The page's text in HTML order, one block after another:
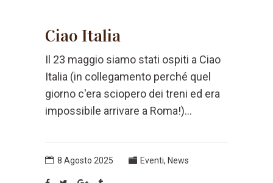
Ciao Italia
Il 23 maggio siamo stati ospiti a Ciao
Italia (in collegamento perché quel
giorno c'era sciopero dei treni ed era
impossibile arrivare a Roma!)...
8 Agosto 2025 Eventi, News